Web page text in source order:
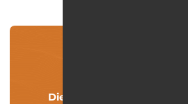
Die ersten Schritte in ein